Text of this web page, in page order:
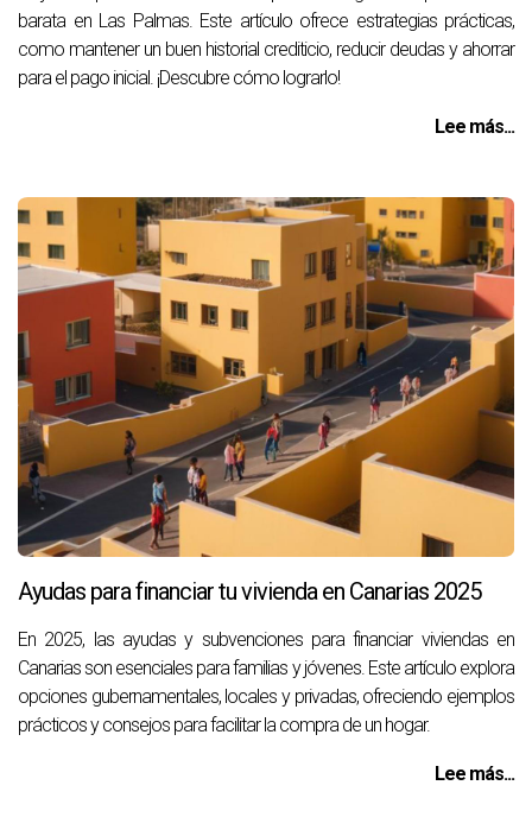
barata en Las Palmas. Este artículo ofrece estrategias prácticas,
como mantener un buen historial crediticio, reducir deudas y ahorrar
para el pago inicial. ¡Descubre cómo lograrlo!
Lee más...
Ayudas para financiar tu vivienda en Canarias 2025
En 2025, las ayudas y subvenciones para financiar viviendas en
Canarias son esenciales para familias y jóvenes. Este artículo explora
opciones gubernamentales, locales y privadas, ofreciendo ejemplos
prácticos y consejos para facilitar la compra de un hogar.
Lee más...